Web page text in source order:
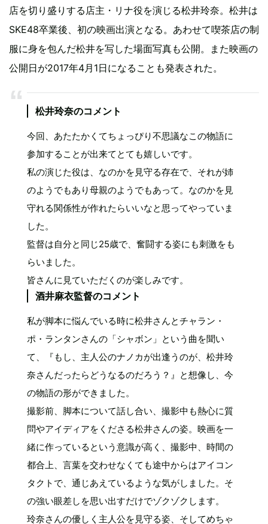
店を切り盛りする店主・リナ役を演じる松井玲奈。松井は
SKE48卒業後、初の映画出演となる。あわせて喫茶店の制
服に身を包んだ松井を写した場面写真も公開。また映画の
公開日が2017年4月1日になることも発表された。
松井玲奈のコメント
今回、あたたかくてちょっぴり不思議なこの物語に
参加することが出来てとても嬉しいです。
私の演じた役は、なのかを見守る存在で、それが姉
のようでもあり母親のようでもあって。なのかを見
守れる関係性が作れたらいいなと思ってやっていま
した。
監督は自分と同じ25歳で、奮闘する姿にも刺激をも
らいました。
皆さんに見ていただくのが楽しみです。
酒井麻衣監督のコメント
私が脚本に悩んでいる時に松井さんとチャラン・
ポ・ランタンさんの「シャボン」という曲を聞い
て、『もし、主人公のナノカが出逢うのが、松井玲
奈さんだったらどうなるのだろう？』と想像し、今
の物語の形ができました。
撮影前、脚本について話し合い、撮影中も熱心に質
問やアイディアをくださる松井さんの姿。映画を一
緒に作っているという意識が高く、撮影中、時間の
都合上、言葉を交わせなくても途中からはアイコン
タクトで、通じあえているような気がしました。そ
の強い眼差しを思い出すだけでゾクゾクします。
玲奈さんの優しく主人公を見守る姿、そしてめちゃ